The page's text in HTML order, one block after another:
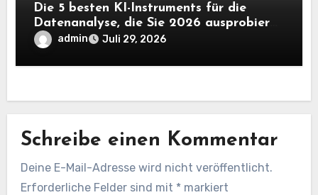
Die 5 besten KI-Instruments für die
Datenanalyse, die Sie 2026 ausprobieren
solltenadmin Juli 29, 2026
Schreibe einen Kommentar
Deine E-Mail-Adresse wird nicht veröffentlicht.
Erforderliche Felder sind mit * markiert